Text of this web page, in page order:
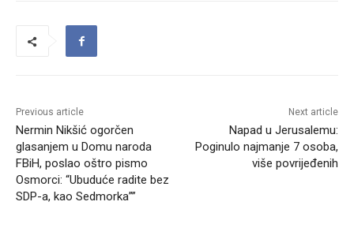
Previous article
Nermin Nikšić ogorčen
glasanjem u Domu naroda
FBiH, poslao oštro pismo
Osmorci: “Ubuduće radite bez
SDP-a, kao Sedmorka””
Next article
Napad u Jerusalemu:
Poginulo najmanje 7 osoba,
više povrijeđenih